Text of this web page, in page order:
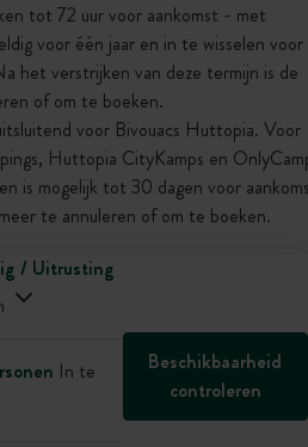
tot 72 uur voor aankomst - met
voor één jaar en in te wisselen voor
het verstrijken van deze termijn is de
of om te boeken.
voor Bivouacs Huttopia. Voor
Huttopia CityKamps en
is mogelijk tot 30 dagen voor
te annuleren of om te boeken.
/ Uitrusting
In te
Beschikbaarheid
controleren